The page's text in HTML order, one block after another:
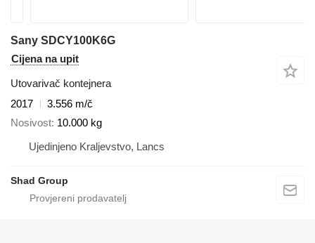
Sany SDCY100K6G
Cijena na upit
Utovarivač kontejnera
2017
3.556 m/č
Nosivost 10.000 kg
Ujedinjeno Kraljevstvo, Lancs
Shad Group